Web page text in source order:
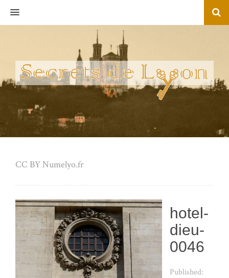
MENU
CC BY Numelyo.fr
hotel-
dieu-
0046
Published: